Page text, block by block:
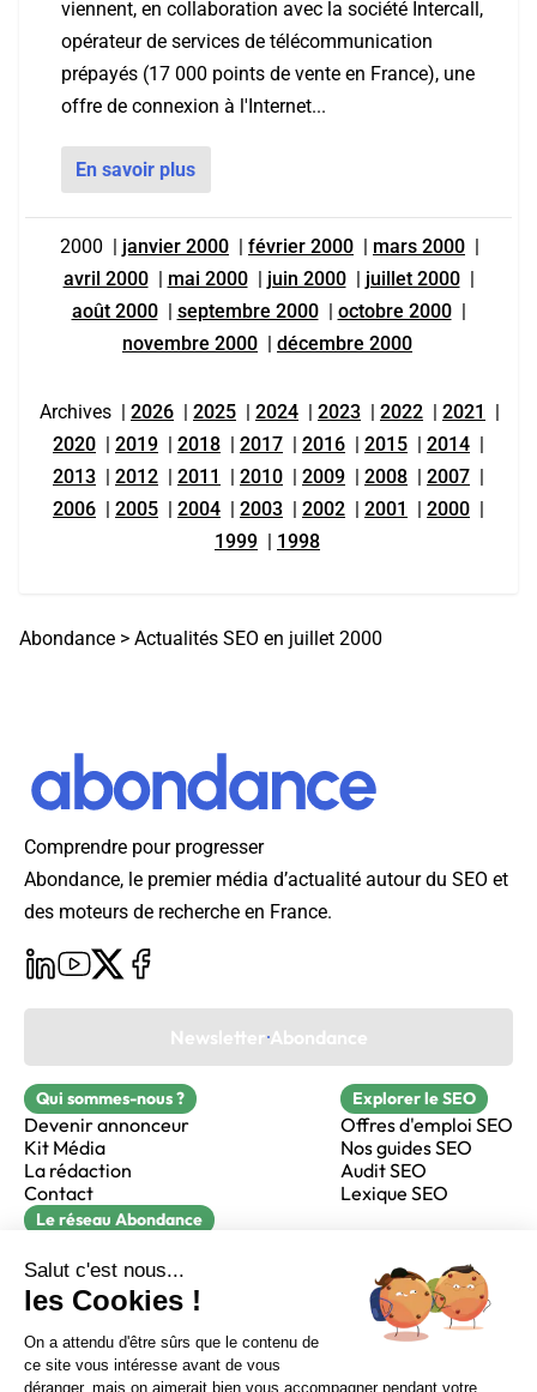
Sur LinkedIn Sur Youtube
viennent, en collaboration avec la société Intercall,
opérateur de services de télécommunication
prépayés (17 000 points de vente en France), une
offre de connexion à l'Internet...
En savoir plus
2000 | janvier 2000 | février 2000 | mars 2000 |
avril 2000 | mai 2000 | juin 2000 | juillet 2000 |
août 2000 | septembre 2000 | octobre 2000 |
novembre 2000 | décembre 2000
Archives | 2026 | 2025 | 2024 | 2023 | 2022 | 2021
|
2020 | 2019 | 2018 | 2017 | 2016 | 2015 | 2014 |
2013 | 2012 | 2011 | 2010 | 2009 | 2008 | 2007 |
2006 | 2005 | 2004 | 2003 | 2002 | 2001 | 2000 |
1999 | 1998
Abondance > Actualités SEO en juillet 2000
Comprendre pour progresser
Abondance, le premier média d’actualité autour du SEO et
des moteurs de recherche en France.
Newsletter Abondance
Qui sommes-nous ?
Devenir annonceur
Kit Média
La rédaction
Contact
Explorer le SEO
Offres d'emploi SEO
Nos guides SEO
Audit SEO
Lexique SEO
Le réseau Abondance
Réacteur
alfie formation